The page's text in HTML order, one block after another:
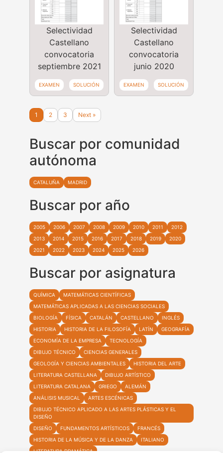
Selectividad
Castellano
convocatoria
septiembre 2021
EXAMEN SOLUCIÓN
Selectividad
Castellano
convocatoria
junio 2020
EXAMEN SOLUCIÓN
1 2 3 Next »
Buscar por comunidad
autónoma
CATALUÑA MADRID
Buscar por año
2005 2006 2007 2008 2009 2010 2011
2012
2013
2014 2015 2016 2017 2018 2019
2020
2021
2022 2023 2024 2025 2026
Buscar por asignatura
QUÍMICA
MATEMÁTICAS CIENTÍFICAS
MATEMÁTICAS APLICADAS A LAS CIENCIAS SOCIALES
BIOLOGÍA
FÍSICA CATALÁN CASTELLANO
INGLÉS
HISTORIA
HISTORIA DE LA FILOSOFÍA LATÍN
GEOGRAFÍA
ECONOMÍA DE LA EMPRESA
TECNOLOGÍA
DIBUJO TÉCNICO
CIENCIAS GENERALES
GEOLOGÍA Y CIENCIAS AMBIENTALES
HISTORIA DEL ARTE
LITERATURA CASTELLANA
DIBUJO ARTÍSTICO
LITERATURA CATALANA
GRIEGO
ALEMÁN
ANÁLISIS MUSICAL
ARTES ESCÉNICAS
DIBUJO TÉCNICO APLICADO A LAS ARTES PLÁSTICAS Y EL
DISEÑO
DISEÑO
FUNDAMENTOS ARTÍSTICOS
FRANCÉS
HISTORIA DE LA MÚSICA Y DE LA DANZA
ITALIANO
LITERATURA DRAMÁTICA